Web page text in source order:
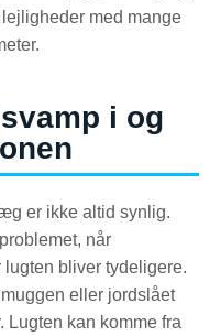
med mange
i og
er ikke altid synlig.
når
bliver tydeligere.
eller jordslået
Lugten kan komme fra